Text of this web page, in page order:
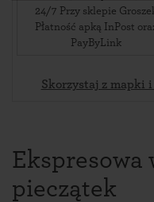
24/7 Przy sklepie
Płatność apką InPost
PayByLink
Skorzystaj z mapki
Ekspresowa
pieczątek